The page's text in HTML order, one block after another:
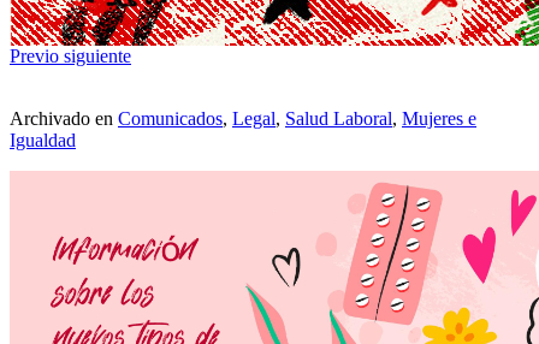
Previo siguiente
Archivado en Comunicados, Legal, Salud Laboral, Mujeres e
Igualdad